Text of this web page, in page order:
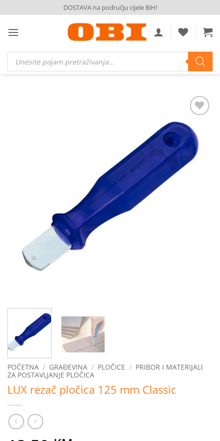
to
content
DOSTAVA na području cijele BiH!
Products
search
Dodaj
na
listu
želja
POČETNA / GRAĐEVINA / PLOČICE / PRIBOR I MATERIJALI
ZA POSTAVLJANJE PLOČICA
LUX rezač pločica 125 mm Classic